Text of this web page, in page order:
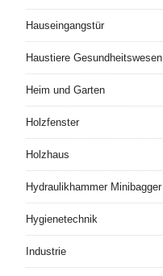
Hauseingangstür
Haustiere Gesundheitswesen
Heim und Garten
Holzfenster
Holzhaus
Hydraulikhammer Minibagger
Hygienetechnik
Industrie